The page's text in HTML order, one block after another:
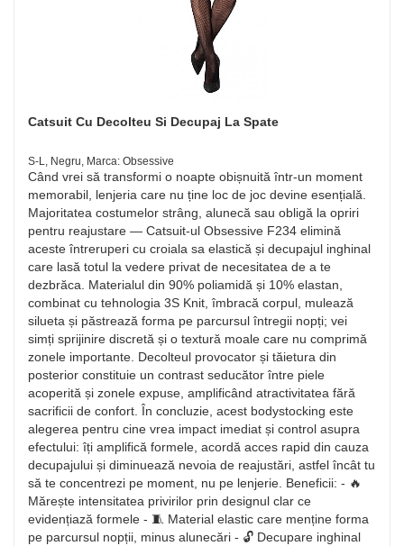
Catsuit Cu Decolteu Si Decupaj La Spate
S-L, Negru, Marca: Obsessive
Când vrei să transformi o noapte obișnuită într-un moment
memorabil, lenjeria care nu ține loc de joc devine esențială.
Majoritatea costumelor strâng, alunecă sau obligă la opriri
pentru reajustare — Catsuit-ul Obsessive F234 elimină
aceste întreruperi cu croiala sa elastică și decupajul inghinal
care lasă totul la vedere privat de necesitatea de a te
dezbrăca. Materialul din 90% poliamidă și 10% elastan,
combinat cu tehnologia 3S Knit, îmbracă corpul, mulează
silueta și păstrează forma pe parcursul întregii nopți; vei
simți sprijinire discretă și o textură moale care nu comprimă
zonele importante. Decolteul provocator și tăietura din
posterior constituie un contrast seducător între piele
acoperită și zonele expuse, amplificând atractivitatea fără
sacrificii de confort. În concluzie, acest bodystocking este
alegerea pentru cine vrea impact imediat și control asupra
efectului: îți amplifică formele, acordă acces rapid din cauza
decupajului și diminuează nevoia de reajustări, astfel încât tu
să te concentrezi pe moment, nu pe lenjerie. Beneficii: - 🔥
Mărește intensitatea privirilor prin designul clar ce
evidențiază formele - 🧵 Material elastic care menține forma
pe parcursul nopții, minus alunecări - 🔓 Decupare inghinal